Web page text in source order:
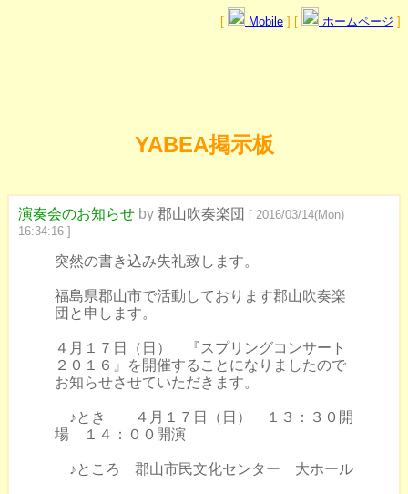
[ Mobile ] [ ホームページ ]
YABEA掲示板
演奏会のお知らせ by 郡山吹奏楽団 [ 2016/03/14(Mon)
16:34:16 ]
突然の書き込み失礼致します。
福島県郡山市で活動しております郡山吹奏楽
団と申します。
４月１７日（日） 『スプリングコンサート
２０１６』を開催することになりましたので
お知らせさせていただきます。
♪とき ４月１７日（日） １３：３０開
場 １４：００開演
♪ところ 郡山市民文化センター 大ホール